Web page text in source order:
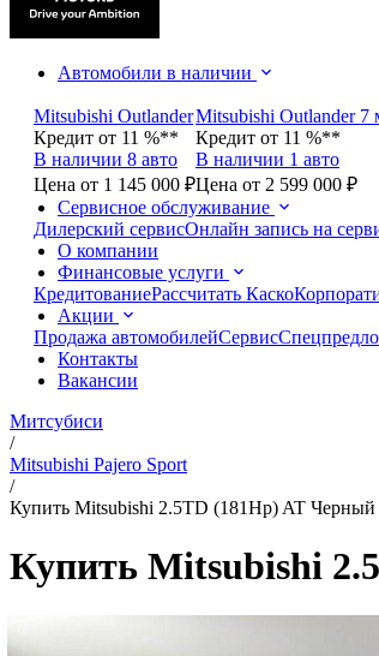
Автомобили в наличии
Mitsubishi Outlander
Кредит от 11 %**
В наличии 8 авто
Цена от 1 145 000 ₽
Mitsubishi Outlander 7
Кредит от 11 %**
В наличии 1 авто
Цена от 2 599 000 ₽
Сервисное обслуживание
Дилерский сервисОнлайн запись на
О компании
Финансовые услуги
КредитованиеРассчитать Каско
Акции
Продажа автомобилейСервис
Контакты
Вакансии
Митсубиси
/
Mitsubishi Pajero Sport
/
Купить Mitsubishi 2.5TD (181Hp) AT Черный
Купить Mitsubishi